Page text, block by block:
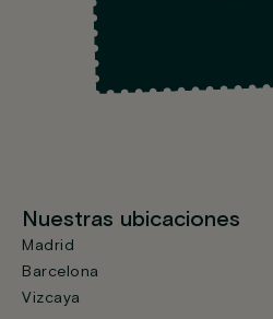
Nuestras ubicaciones
Madrid
Barcelona
Vizcaya